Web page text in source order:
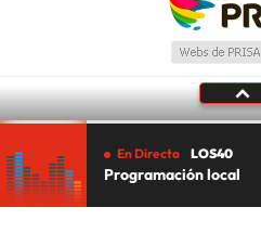
En Directo LOS40
Programación local